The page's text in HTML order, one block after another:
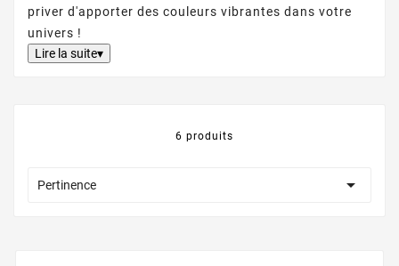
priver d'apporter des couleurs vibrantes dans votre
univers !
Lire la suite▾
6 produits
Pertinence 